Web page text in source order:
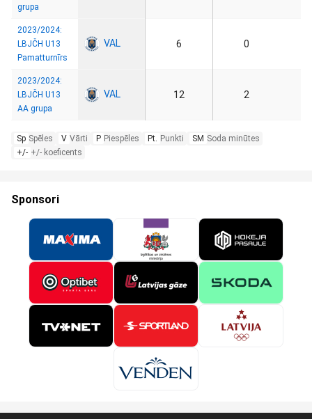
grupa
2023/2024:
LBJČH U13
Pamatturnīrs
VAL 6 0
2023/2024:
LBJČH U13
AA grupa
VAL 12 2
Sp Spēles V Vārti P Piespēles Pt. Punkti SM Soda minūtes
+/- +/- koeficents
Sponsori